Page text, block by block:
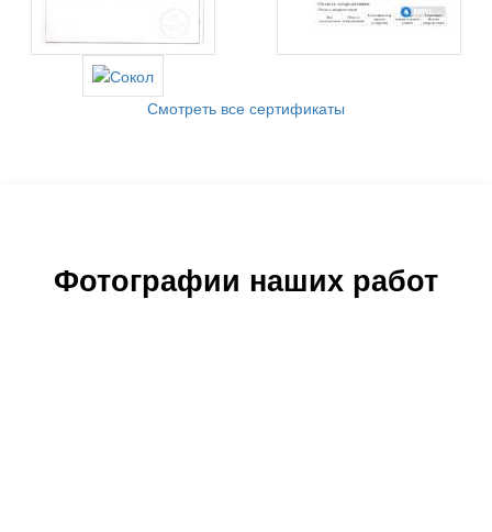
Смотреть все сертификаты
Фотографии наших работ